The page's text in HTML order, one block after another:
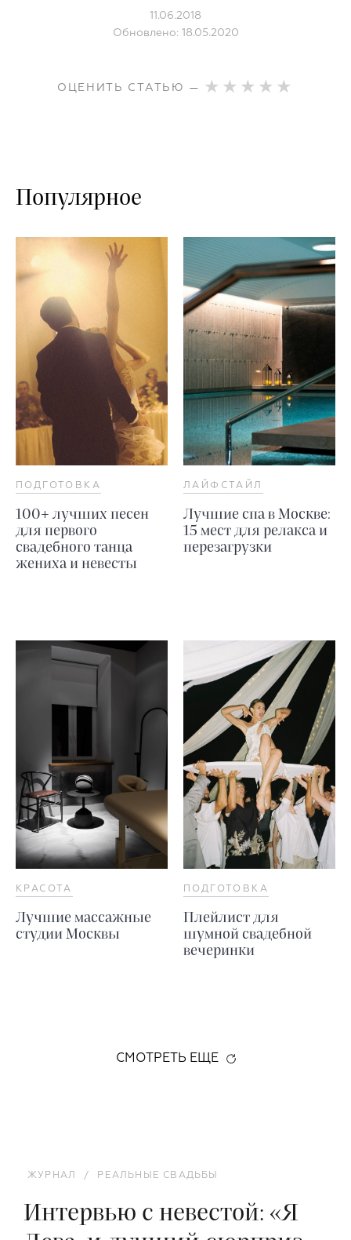
11.06.2018
Обновлено: 18.05.2020
ОЦЕНИТЬ СТАТЬЮ —
Популярное
ПОДГОТОВКА
100+ лучших песен
для первого
свадебного танца
жениха и невесты
ЛАЙФСТАЙЛ
Лучшие спа в Москве:
15 мест для релакса и
перезагрузки
КРАСОТА
Лучшие массажные
студии Москвы
ПОДГОТОВКА
Плейлист для
шумной свадебной
вечеринки
СМОТРЕТЬ ЕЩЕ
ЖУРНАЛ / РЕАЛЬНЫЕ СВАДЬБЫ
Интервью с невестой: «Я